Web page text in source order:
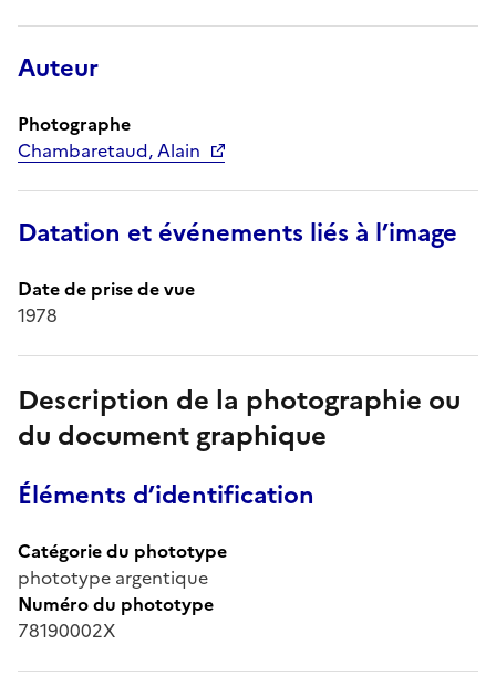
Auteur
Photographe
Chambaretaud, Alain
Datation et événements liés à l’image
Date de prise de vue
1978
Description de la photographie ou
du document graphique
Éléments d’identification
Catégorie du phototype
phototype argentique
Numéro du phototype
78190002X